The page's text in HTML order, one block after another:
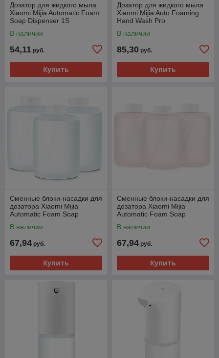
Дозатор для жидкого мыла
Xiaomi Mijia Automatic Foam
Soap Dispenser 1S
В наличии
54,11 руб.
Купить
Дозатор для жидкого мыла
Xiaomi Mijia Auto Foaming
Hand Wash Pro
В наличии
85,30 руб.
Купить
Сменные блоки-насадки для
дозатора Xiaomi Mijia
Automatic Foam Soap
В наличии
67,94 руб.
Купить
Сменные блоки-насадки для
дозатора Xiaomi Mijia
Automatic Foam Soap
В наличии
67,94 руб.
Купить